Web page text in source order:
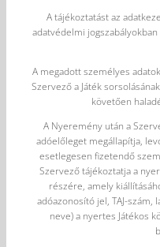
A tájékoztatást az
adatvédelmi
A megadott személyes
Szervező a Játék
követően
A Nyeremény után a
adóelőleget megállapítja,
esetlegesen fizetendő
Szervező tájékoztatja a
részére, amely
adóazonosító jel, TAJ-
neve) a nyertes Játékos